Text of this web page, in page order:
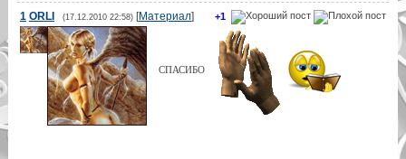
+1
1 ORLI (17.12.2010 22:58)[Материал]
СПАСИБО